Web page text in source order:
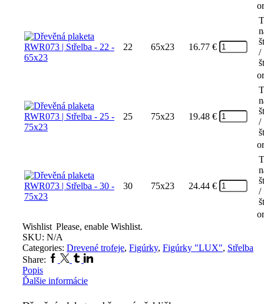
or
22 65x23 16.77 €
/
or
25 75x23 19.48 €
/
or
30 75x23 24.44 €
/
or
Wishlist Please, enable Wishlist.
SKU: N/A
Categories: Drevené trofeje, Figúrky, Figúrky "LUX", Střelba
Share: Facebook
Twitter
TumblrLinkedin
Popis
Ďalšie informácie